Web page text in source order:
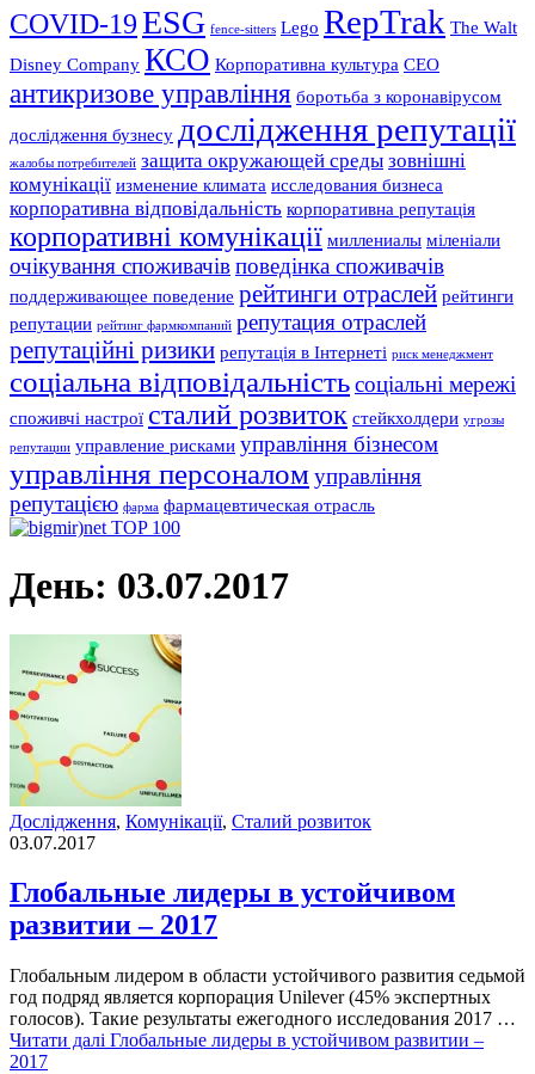
COVID-19ESG fence-sitters Lego RepTrak The Walt
Disney Company КСО Корпоративна культура СЕО
антикризове управління боротьба з коронавірусом
дослідження бузнесу дослідження репутації
жалобы потребителей защита окружающей среды зовнішні
комунікації изменение климата исследования бизнеса
корпоративна відповідальність корпоративна репутація
корпоративні комунікації миллениалы міленіали
очікування споживачівповедінка споживачів
поддерживающее поведение рейтинги отраслей рейтинги
репутации рейтинг фармкомпаний репутация отраслей
репутаційні ризики репутація в Інтернеті риск менеджмент
соціальна відповідальністьсоціальні мережі
споживчі настрої сталий розвиток стейкхолдери угрозы
репутации управление рисками управління бізнесом
управління персоналомуправління
репутацією фарма фармацевтическая отрасль
День: 03.07.2017
Дослідження, Комунікації, Сталий розвиток
03.07.2017
Глобальные лидеры в устойчивом
развитии – 2017
Глобальным лидером в области устойчивого развития седьмой
год подряд является корпорация Unilever (45% экспертных
голосов). Такие результаты ежегодного исследования 2017 …
Читати далі Глобальные лидеры в устойчивом развитии –
2017